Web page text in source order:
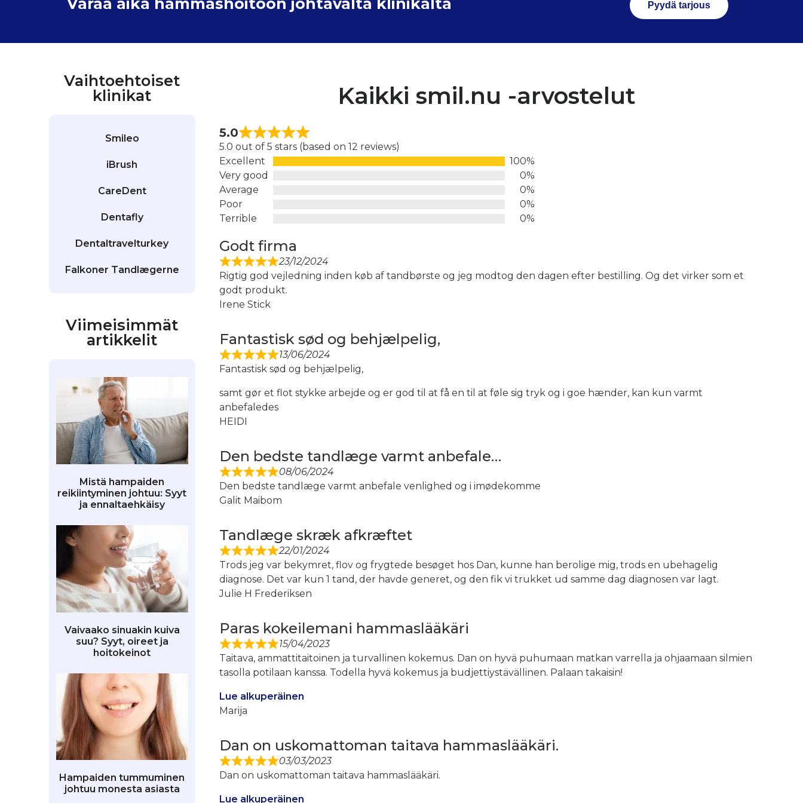
Pyydä tarjous
Vaihtoehtoiset
klinikat
Smileo
iBrush
CareDent
Dentafly
Dentaltravelturkey
Falkoner Tandlægerne
Viimeisimmät
artikkelit
Mistä hampaiden
reikiintyminen johtuu: Syyt
ja ennaltaehkäisy
Vaivaako sinuakin kuiva
suu? Syyt, oireet ja
hoitokeinot
Hampaiden tummuminen
johtuu monesta asiasta
Kaikki smil.nu -arvostelut
5.0
5.0 out of 5 stars (based on 12 reviews)
Excellent
100%
Very good
0%
Average
0%
Poor
0%
Terrible
0%
Godt firma
23/12/2024
Rigtig god vejledning inden køb af tandbørste og jeg modtog den dagen efter bestilling. Og det virker som et
godt produkt.
Irene Stick
Fantastisk sød og behjælpelig,
13/06/2024
Fantastisk sød og behjælpelig,
samt gør et flot stykke arbejde og er god til at få en til at føle sig tryk og i goe hænder, kan kun varmt
anbefaledes
HEIDI
Den bedste tandlæge varmt anbefale…
08/06/2024
Den bedste tandlæge varmt anbefale venlighed og i imødekomme
Galit Maibom
Tandlæge skræk afkræftet
22/01/2024
Trods jeg var bekymret, flov og frygtede besøget hos Dan, kunne han berolige mig, trods en ubehagelig
diagnose. Det var kun 1 tand, der havde generet, og den fik vi trukket ud samme dag diagnosen var lagt.
Julie H Frederiksen
Paras kokeilemani hammaslääkäri
15/04/2023
Taitava, ammattitaitoinen ja turvallinen kokemus. Dan on hyvä puhumaan matkan varrella ja ohjaamaan silmien
tasolla potilaan kanssa. Todella hyvä kokemus ja budjettiystävällinen. Palaan takaisin!
Lue alkuperäinen
Marija
Dan on uskomattoman taitava hammaslääkäri.
03/03/2023
Dan on uskomattoman taitava hammaslääkäri.
Lue alkuperäinen